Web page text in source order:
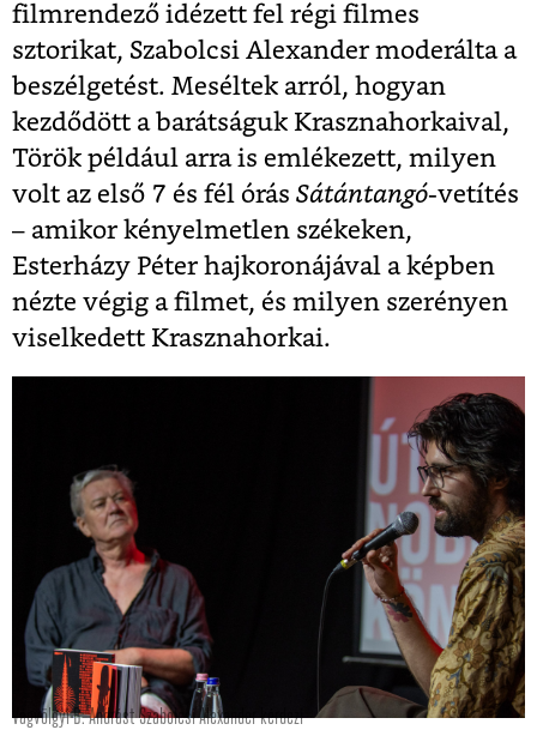
filmrendező idézett fel régi filmes
sztorikat, Szabolcsi Alexander moderálta a
beszélgetést. Meséltek arról, hogyan
kezdődött a barátságuk Krasznahorkaival,
Török például arra is emlékezett, milyen
volt az első 7 és fél órás Sátántangó-vetítés
– amikor kényelmetlen székeken,
Esterházy Péter hajkoronájával a képben
nézte végig a filmet, és milyen szerényen
viselkedett Krasznahorkai.
Vágvölgyi B. Andrást Szabolcsi Alexander kérdezi